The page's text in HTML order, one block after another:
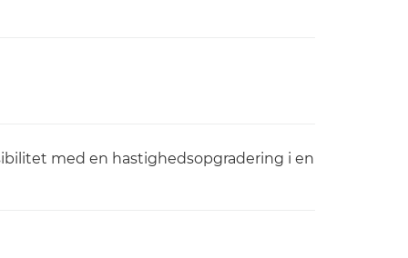
med en hastighedsopgradering i en